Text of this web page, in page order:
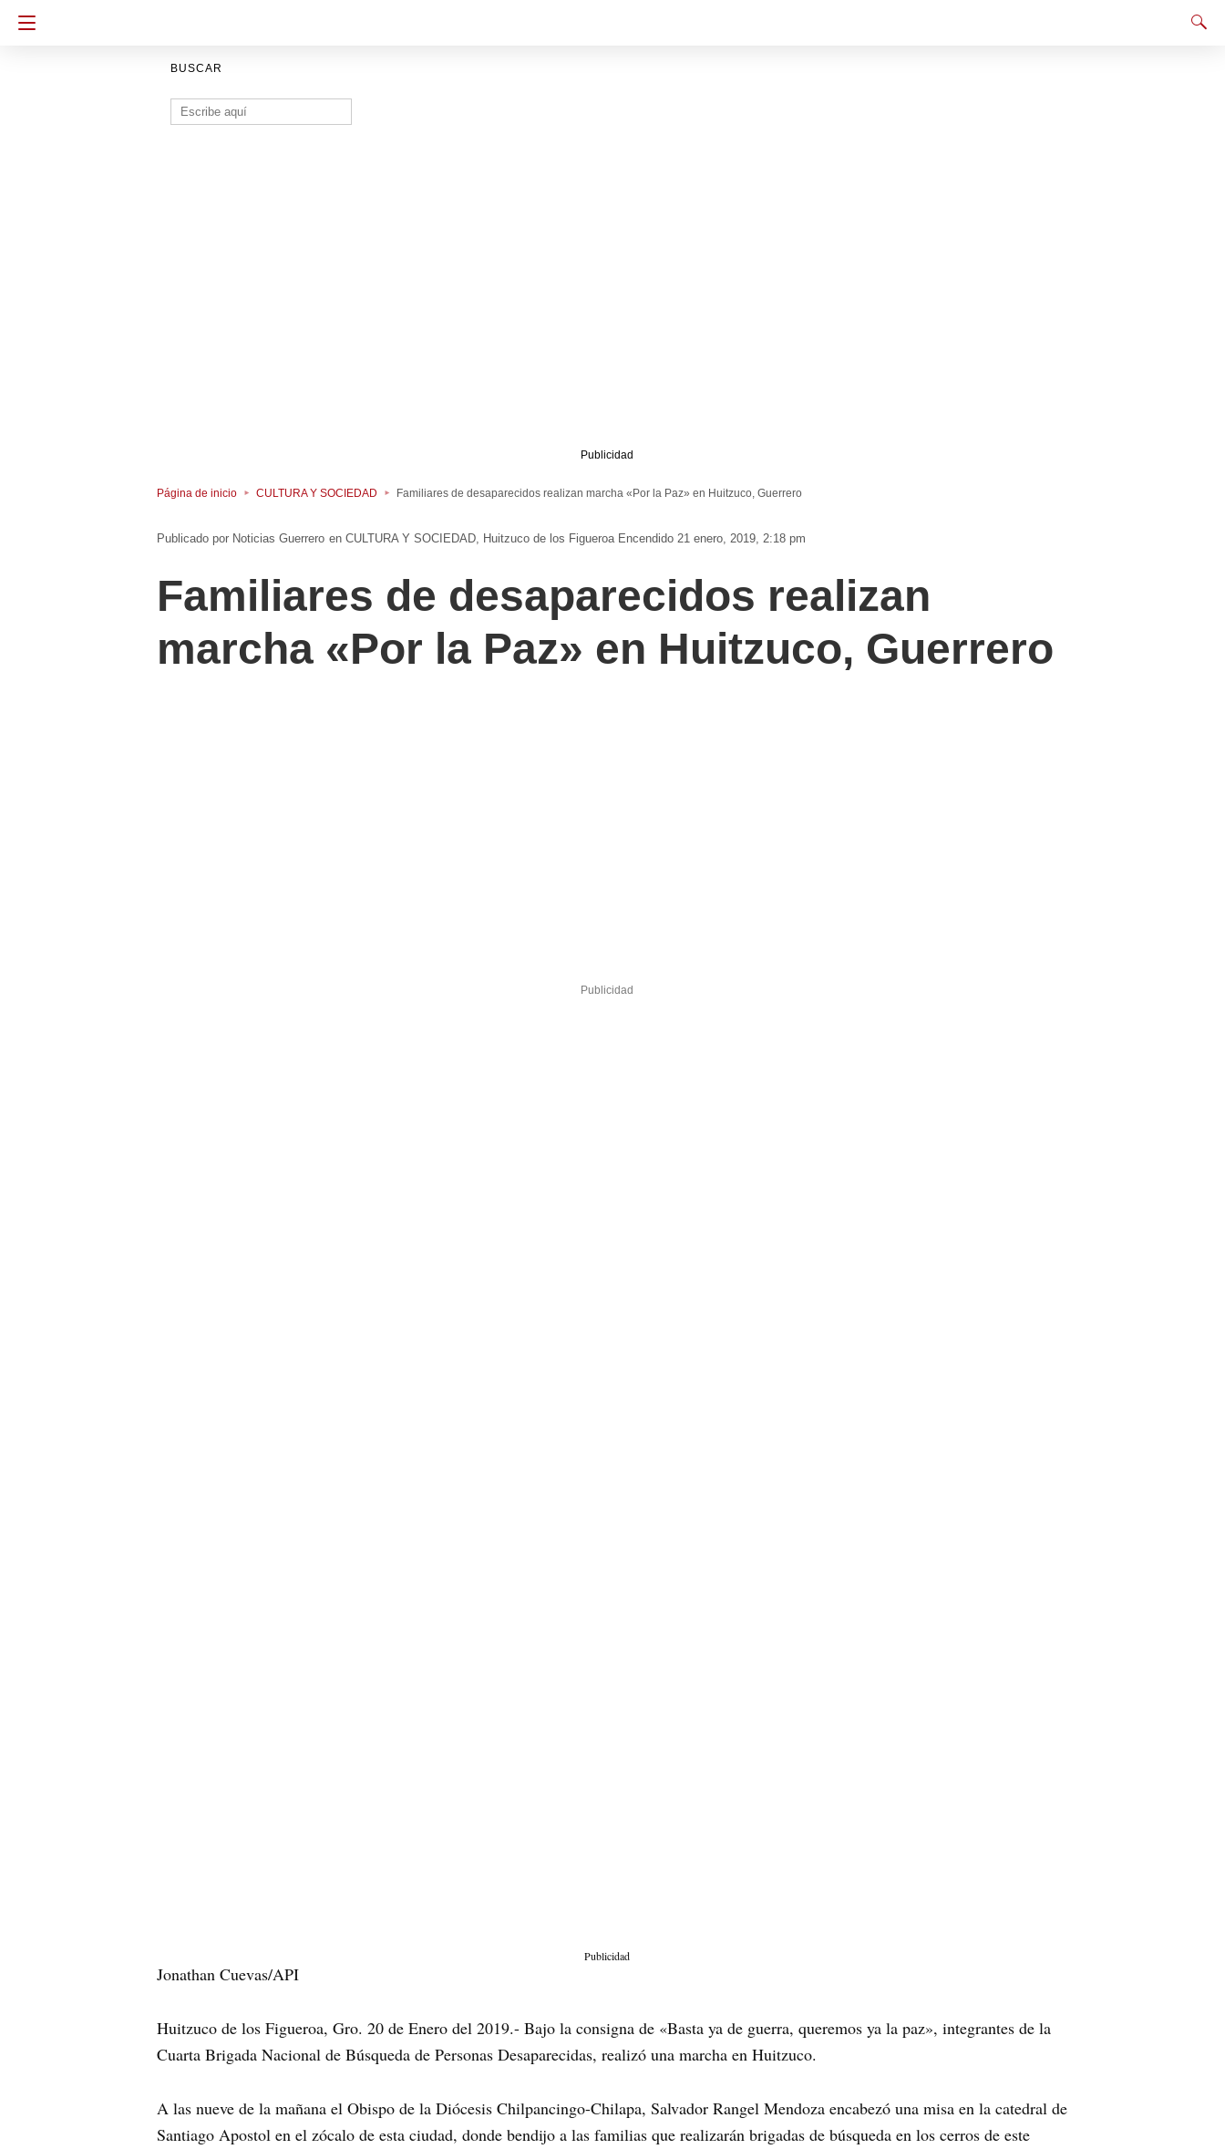
BUSCAR
Buscar:
Publicidad
Página de inicio CULTURA Y SOCIEDAD Familiares de desaparecidos realizan marcha «Por la Paz» en Huitzuco, Guerrero
Noticias Guerrero en CULTURA Y SOCIEDAD Huitzuco de los Figueroa Encendido 21 enero, 2019, 2:18 pm
Familiares de desaparecidos realizan
marcha «Por la Paz» en Huitzuco, Guerrero
Publicidad
Publicidad
Jonathan Cuevas/API
Huitzuco de los Figueroa, Gro. 20 de Enero del 2019.- Bajo la consigna de «Basta ya de guerra, queremos ya la paz», integrantes de la
Cuarta Brigada Nacional de Búsqueda de Personas Desaparecidas, realizó una marcha en Huitzuco.
A las nueve de la mañana el Obispo de la Diócesis Chilpancingo-Chilapa, Salvador Rangel Mendoza encabezó una misa en la catedral de
Santiago Apostol en el zócalo de esta ciudad, donde bendijo a las familias que realizarán brigadas de búsqueda en los cerros de este